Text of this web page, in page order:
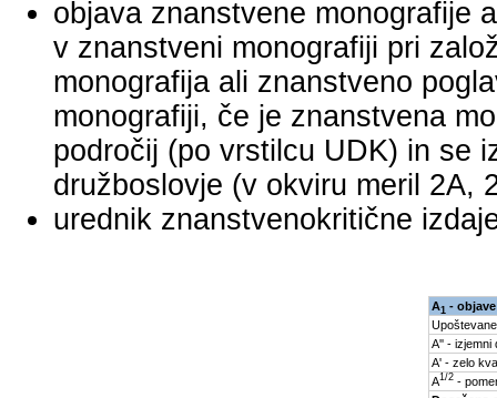
objava znanstvene monografije
v znanstveni monografiji pri
monografija ali znanstveno
monografiji, če je znanstvena
področij (po vrstilcu UDK) in se
družboslovje (v okviru meril 2A,
urednik znanstvenokritične
A1 - objave
A'' - izjemni
A' - zelo
A1/2-